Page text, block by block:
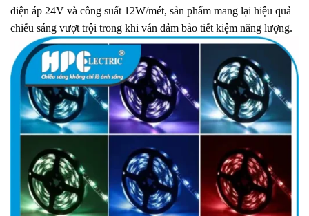
điện áp 24V và công suất 12W/mét, sản phẩm mang lại hiệu quả
chiếu sáng vượt trội trong khi vẫn đảm bảo tiết kiệm năng lượng.